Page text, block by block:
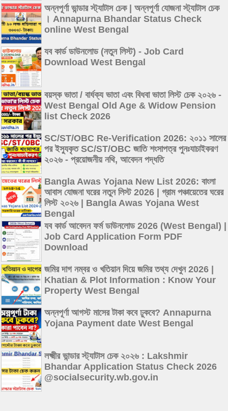
অন্নপূর্ণা ভান্ডার স্ট্যাটাস চেক | অন্নপূর্ণা যোজনা স্ট্যাটাস চেক
। Annapurna Bhandar Status Check
online West Bengal
যব কার্ড ডাউনলোড (নতুন লিস্ট) - Job Card
Download West Bengal
বয়স্ক ভাতা / বার্ধক্য ভাতা এবং বিধবা ভাতা লিস্ট চেক ২০২৬ -
West Bengal Old Age & Widow Pension
list Check 2026
SC/ST/OBC Re-Verification 2026: ২০১১ সালের
পর ইস্যুকৃত SC/ST/OBC জাতি শংসাপত্র পুনঃযাচাইকরণ
২০২৬ - প্রয়োজনীয় নথি, আবেদন পদ্ধতি
Bangla Awas Yojana New List 2026: বাংলা
আবাস যোজনা ঘরের নতুন লিস্ট 2026 | গ্রাম পঞ্চায়েতের ঘরের
লিস্ট ২০২৬ | Bangla Awas Yojana West
Bengal
যব কার্ড আবেদন ফর্ম ডাউনলোড 2026 (West Bengal) |
Job Card Application Form PDF
Download
জমির দাগ নম্বর ও খতিয়ান দিয়ে জমির তথ্য দেখুন 2026 |
Khatian & Plot Information : Know Your
Property West Bengal
অন্নপূর্ণা আগস্ট মাসের টাকা কবে ঢুকবে? Annapurna
Yojana Payment date West Bengal
লক্ষ্মীর ভান্ডার স্ট্যাটাস চেক ২০২৬ : Lakshmir
Bhandar Application Status Check 2026
@socialsecurity.wb.gov.in